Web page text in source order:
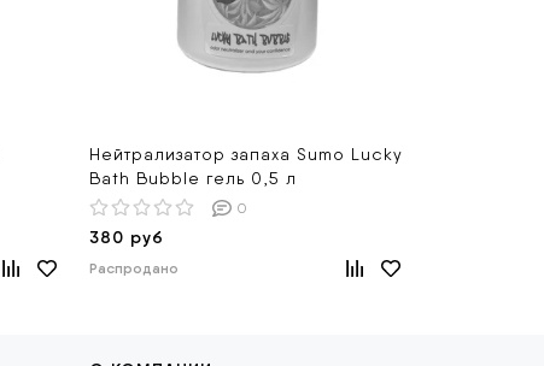
Нейтрализатор запаха Sumo Lucky
Bath Bubble гель 0,5 л
0
380 руб
Распродано